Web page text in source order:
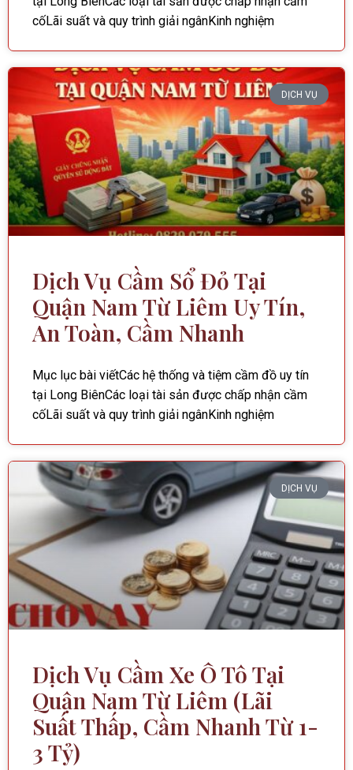
cốLãi suất và quy trình giải ngânKinh nghiệm
DỊCH VỤ
Dịch Vụ Cầm Sổ Đỏ Tại
Quận Nam Từ Liêm Uy Tín,
An Toàn, Cầm Nhanh
Mục lục bài viếtCác hệ thống và tiệm cầm đồ uy tín
tại Long BiênCác loại tài sản được chấp nhận cầm
cốLãi suất và quy trình giải ngânKinh nghiệm
DỊCH VỤ
Dịch Vụ Cầm Xe Ô Tô Tại
Quận Nam Từ Liêm (Lãi
Suất Thấp, Cầm Nhanh Từ 1-
3 Tỷ)